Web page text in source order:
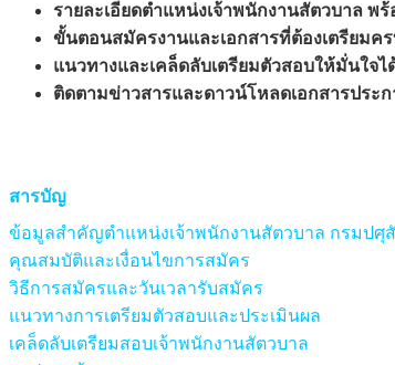
รายละเอียดตำแหน่งเจ้าพนักงานสัตวบาล พร้
ขั้นตอนสมัครงานและเอกสารที่ต้องเตรียมค
แนวทางและเคล็ดลับเตรียมตัวสอบให้มั่นใจ
ติดตามข่าวสารและดาวน์โหลดเอกสารประ
สารบัญ
ข้อมูลสำคัญตำแหน่งเจ้าพนักงานสัตวบาล กรมปศุ
คุณสมบัติและเงื่อนไขการสมัคร
วิธีการสมัครและวันเวลารับสมัคร
แนวทางการเตรียมตัวสอบและประเมินผล
เคล็ดลับเตรียมสอบเจ้าพนักงานสัตวบาล